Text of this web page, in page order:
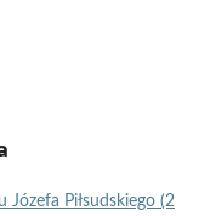
Józefa Piłsudskiego (2